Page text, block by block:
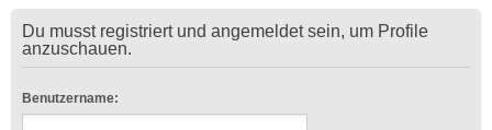
Du musst registriert und angemeldet sein, um Profile
anzuschauen.
Benutzername: